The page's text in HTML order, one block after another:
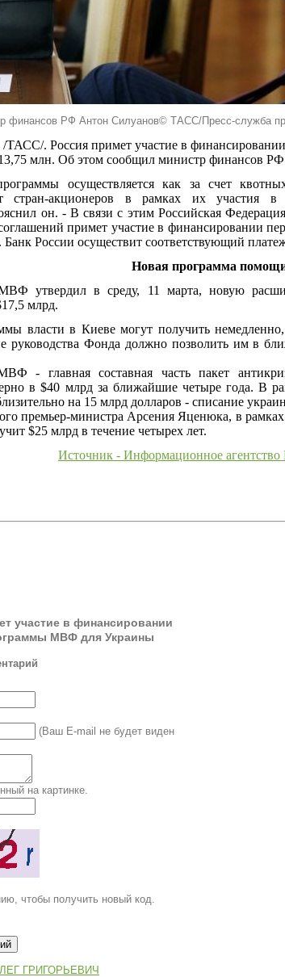
финансов РФ Антон Силуанов© ТАСС/Пресс-служба
. Россия примет участие в
млн. Об этом сообщил министр финансов
осуществляется как за счет
стран-акционеров в рамках их участия
он. - В связи с этим Российская
примет участие в финансировании
России осуществит соответствующий
Новая программа
утвердил в среду, 11 марта, новую
млрд.
власти в Киеве могут получить
руководства Фонда должно позволить им в
- главная составная часть пакет
в $40 млрд за ближайшие четыре года. В
на 15 млрд долларов - списание
премьер-министра Арсения Яценюка, в
$25 млрд в течение четырех лет.
Источник - Информационное
участие в финансировании
МВФ для Украины
(Ваш E-mail не будет виден
на картинке.
чтобы получить новый код.
ГРИГОРЬЕВИЧ